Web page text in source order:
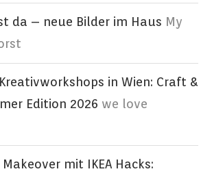
da – neue Bilder im Haus My
in Wien: Craft &
Edition 2026 we love
mit IKEA Hacks: